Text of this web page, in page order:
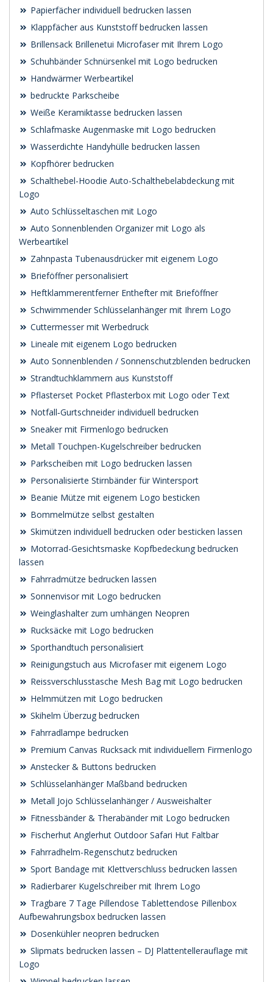
Papierfächer individuell bedrucken lassen
Klappfächer aus Kunststoff bedrucken lassen
Brillensack Brillenetui Microfaser mit Ihrem Logo
Schuhbänder Schnürsenkel mit Logo bedrucken
Handwärmer Werbeartikel
bedruckte Parkscheibe
Weiße Keramiktasse bedrucken lassen
Schlafmaske Augenmaske mit Logo bedrucken
Wasserdichte Handyhülle bedrucken lassen
Kopfhörer bedrucken
Schalthebel-Hoodie Auto-Schalthebelabdeckung mit
Logo
Auto Schlüsseltaschen mit Logo
Auto Sonnenblenden Organizer mit Logo als
Werbeartikel
Zahnpasta Tubenausdrücker mit eigenem Logo
Brieföffner personalisiert
Heftklammerentferner Enthefter mit Brieföffner
Schwimmender Schlüsselanhänger mit Ihrem Logo
Cuttermesser mit Werbedruck
Lineale mit eigenem Logo bedrucken
Auto Sonnenblenden / Sonnenschutzblenden bedrucken
Strandtuchklammern aus Kunststoff
Pflasterset Pocket Pflasterbox mit Logo oder Text
Notfall‑Gurtschneider individuell bedrucken
Sneaker mit Firmenlogo bedrucken
Metall Touchpen-Kugelschreiber bedrucken
Parkscheiben mit Logo bedrucken lassen
Personalisierte Stirnbänder für Wintersport
Beanie Mütze mit eigenem Logo besticken
Bommelmütze selbst gestalten
Skimützen individuell bedrucken oder besticken lassen
Motorrad-Gesichtsmaske Kopfbedeckung bedrucken
lassen
Fahrradmütze bedrucken lassen
Sonnenvisor mit Logo bedrucken
Weinglashalter zum umhängen Neopren
Rucksäcke mit Logo bedrucken
Sporthandtuch personalisiert
Reinigungstuch aus Microfaser mit eigenem Logo
Reissverschlusstasche Mesh Bag mit Logo bedrucken
Helmmützen mit Logo bedrucken
Skihelm Überzug bedrucken
Fahrradlampe bedrucken
Premium Canvas Rucksack mit individuellem Firmenlogo
Anstecker & Buttons bedrucken
Schlüsselanhänger Maßband bedrucken
Metall Jojo Schlüsselanhänger / Ausweishalter
Fitnessbänder & Therabänder mit Logo bedrucken
Fischerhut Anglerhut Outdoor Safari Hut Faltbar
Fahrradhelm-Regenschutz bedrucken
Sport Bandage mit Klettverschluss bedrucken lassen
Radierbarer Kugelschreiber mit Ihrem Logo
Tragbare 7 Tage Pillendose Tablettendose Pillenbox
Aufbewahrungsbox bedrucken lassen
Dosenkühler neopren bedrucken
Slipmats bedrucken lassen – DJ Plattentellerauflage mit
Logo